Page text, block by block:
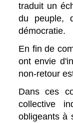
traduit un
du peuple,
démocratie.
En fin de
ont envie
non-retour
Dans ces
collective
obligeants à